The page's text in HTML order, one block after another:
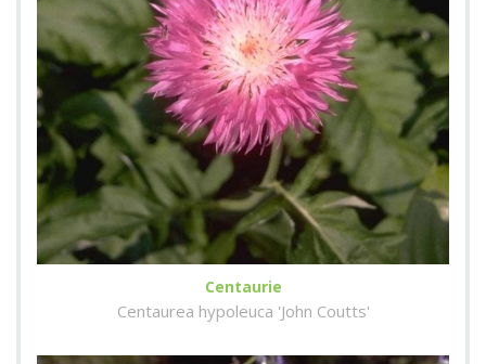
Centaurie
Centaurea hypoleuca 'John Coutts'